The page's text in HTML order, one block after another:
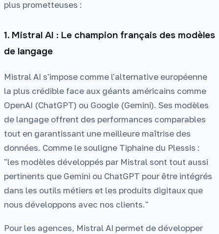
plus prometteuses :
1. Mistral AI : Le champion français des modèles
de langage
Mistral AI s'impose comme l'alternative européenne
la plus crédible face aux géants américains comme
OpenAI (ChatGPT) ou Google (Gemini). Ses modèles
de langage offrent des performances comparables
tout en garantissant une meilleure maîtrise des
données. Comme le souligne Tiphaine du Plessis :
"les modèles développés par Mistral sont tout aussi
pertinents que Gemini ou ChatGPT pour être intégrés
dans les outils métiers et les produits digitaux que
nous développons avec nos clients."
Pour les agences, Mistral AI permet de développer